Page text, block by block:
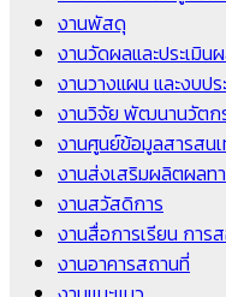
งานพัสดุ
งานวัดผลและประเมิน
งานวางแผน และงบป
งานวิจัย พัฒนานวัตก
งานศูนย์ข้อมูลสารสน
งานส่งเสริมผลิตผลท
งานสวัสดิการ
งานสื่อการเรียน การ
งานอาคารสถานที่